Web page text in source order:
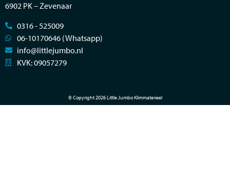
6902 PK – Zevenaar
0316 - 525009
06-10170646 (Whatsapp)
info@littlejumbo.nl
KVK: 09057279
© Copyright 2026 Little Jumbo Klimmaterieel